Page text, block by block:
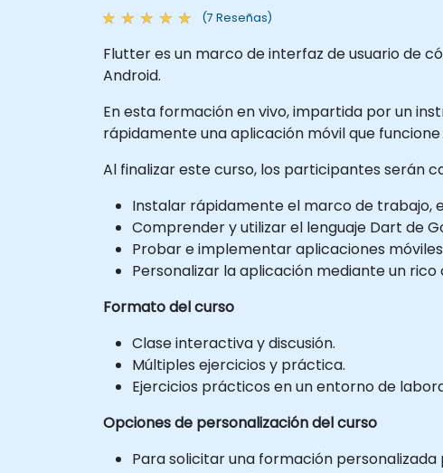
(7 Reseñas)
Flutter es un marco de interfaz de usuario de
Android.
En esta formación en vivo, impartida por un
rápidamente una aplicación móvil que
Al finalizar este curso, los participantes serán
Instalar rápidamente el marco de trabajo,
Comprender y utilizar el lenguaje Dart de
Probar e implementar aplicaciones
Personalizar la aplicación mediante un
Formato del curso
Clase interactiva y discusión.
Múltiples ejercicios y práctica.
Ejercicios prácticos en un entorno de
Opciones de personalización del curso
Para solicitar una formación